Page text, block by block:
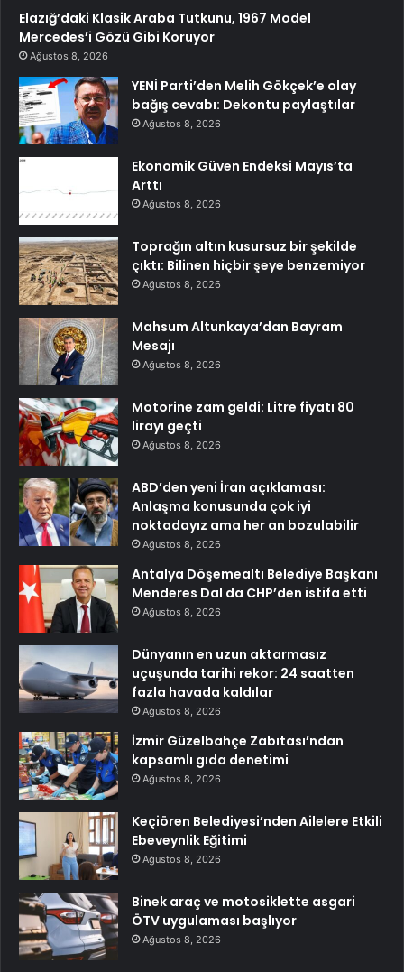
Elazığ’daki Klasik Araba Tutkunu, 1967 Model
Mercedes’i Gözü Gibi Koruyor
Ağustos 8, 2026
YENİ Parti’den Melih Gökçek’e olay
bağış cevabı: Dekontu paylaştılar
Ağustos 8, 2026
Ekonomik Güven Endeksi Mayıs’ta
Arttı
Ağustos 8, 2026
Toprağın altın kusursuz bir şekilde
çıktı: Bilinen hiçbir şeye benzemiyor
Ağustos 8, 2026
Mahsum Altunkaya’dan Bayram
Mesajı
Ağustos 8, 2026
Motorine zam geldi: Litre fiyatı 80
lirayı geçti
Ağustos 8, 2026
ABD’den yeni İran açıklaması:
Anlaşma konusunda çok iyi
noktadayız ama her an bozulabilir
Ağustos 8, 2026
Antalya Döşemealtı Belediye Başkanı
Menderes Dal da CHP’den istifa etti
Ağustos 8, 2026
Dünyanın en uzun aktarmasız
uçuşunda tarihi rekor: 24 saatten
fazla havada kaldılar
Ağustos 8, 2026
İzmir Güzelbahçe Zabıtası’ndan
kapsamlı gıda denetimi
Ağustos 8, 2026
Keçiören Belediyesi’nden Ailelere Etkili
Ebeveynlik Eğitimi
Ağustos 8, 2026
Binek araç ve motosiklette asgari
ÖTV uygulaması başlıyor
Ağustos 8, 2026